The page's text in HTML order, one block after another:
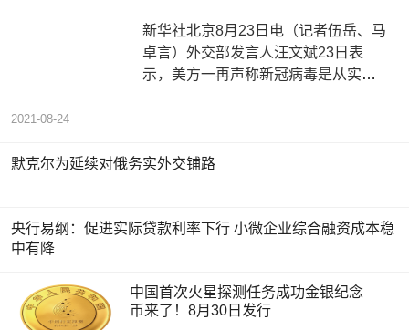
新华社北京8月23日电（记者伍岳、马
卓言）外交部发言人汪文斌23日表
示，美方一再声称新冠病毒是从实验
2021-08-24
默克尔为延续对俄务实外交铺路
央行易纲：促进实际贷款利率下行 小微企业综合融资成本稳
中有降
中国首次火星探测任务成功金银纪念
币来了！8月30日发行